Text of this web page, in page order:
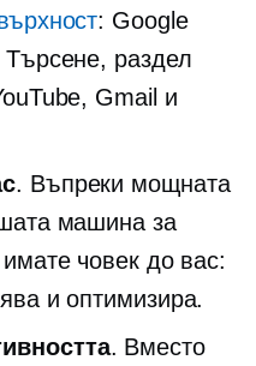
: Google
раздел
Gmail и
. Въпреки мощната
машина за
човек до вас:
и оптимизира.
. Вместо